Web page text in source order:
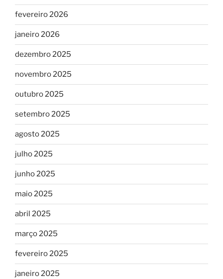
fevereiro 2026
janeiro 2026
dezembro 2025
novembro 2025
outubro 2025
setembro 2025
agosto 2025
julho 2025
junho 2025
maio 2025
abril 2025
março 2025
fevereiro 2025
janeiro 2025